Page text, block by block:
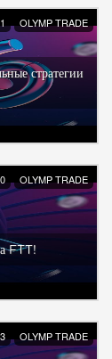
OLYMP TRADE
стратегии
OLYMP TRADE
FTT!
OLYMP TRADE